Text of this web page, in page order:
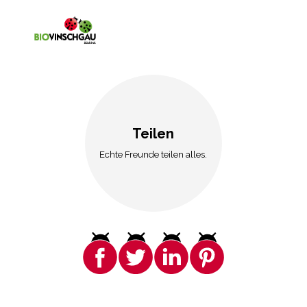
Teilen
Echte Freunde teilen alles.